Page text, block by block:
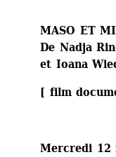
MASO ET
De Nadja
et Ioana
[ film
Mercredi 12